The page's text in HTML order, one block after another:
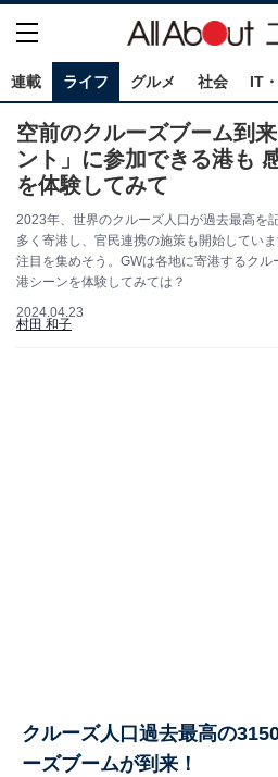
連載 ライフ グルメ 社会 IT
空前のクルーズブーム到
ント」に参加できる港も
を体験してみて
2023年、世界のクルーズ人口が過去最高を
多く寄港し、官民連携の施策も開始してい
注目を集めそう。GWは各地に寄港するク
港シーンを体験してみては？
2024.04.23
村田 和子
クルーズ人口過去最高の
ーズブームが到来！